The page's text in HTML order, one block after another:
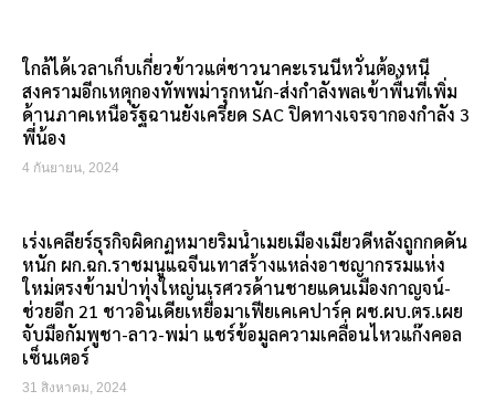
ใกล้ได้เวลาเก็บเกี่ยวข้าวแต่ชาวนาคะเรนนีหวั่นต้องหนี
สงครามอีกเหตุกองทัพพม่ารุกหนัก-ส่งกำลังพลเข้าพื้นที่เพิ่ม
ด้านภาคเหนือรัฐฉานยังเครียด SAC ปิดทางเจรจากองกำลัง 3
พี่น้อง
4 กันยายน, 2024
เร่งเคลียร์ธุรกิจผิดกฏหมายริมน้ำเมยเมืองเมียวดีหลังถูกกดดัน
หนัก ผก.ฉก.ราชมนูแฉจีนเทาสร้างแหล่งอาชญากรรมแห่ง
ใหม่ตรงข้ามป่าทุ่งใหญ่นเรศวรด้านชายแดนเมืองกาญจน์-
ช่วยอีก 21 ชาวอินเดียเหยื่อมาเฟียเคเคปาร์ค ผช.ผบ.ตร.เผย
จับมือกัมพูชา-ลาว-พม่า แชร์ข้อมูลความเคลื่อนไหวแก๊งคอล
เซ็นเตอร์
31 สิงหาคม, 2024